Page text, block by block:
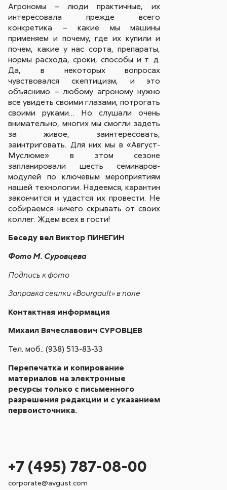
Агрономы – люди практичные, их
интересовала прежде всего
конкретика – какие мы машины
применяем и почему, где их купили и
почем, какие у нас сорта, препараты,
нормы расхода, сроки, способы и т. д.
Да, в некоторых вопросах
чувствовался скептицизм, и это
объяснимо – любому агроному нужно
все увидеть своими глазами, потрогать
своими руками… Но слушали очень
внимательно, многих мы смогли задеть
за живое, заинтересовать,
заинтриговать. Для них мы в «Август-
Муслюме» в этом сезоне
запланировали шесть семинаров-
модулей по ключевым мероприятиям
нашей технологии. Надеемся, карантин
закончится и удастся их провести. Не
собираемся ничего скрывать от своих
коллег. Ждем всех в гости!
Беседу вел Виктор ПИНЕГИН
Фото М. Суровцева
Подпись к фото
Заправка сеялки «Bourgault» в поле
Контактная информация
Михаил Вячеславович СУРОВЦЕВ
Тел. моб.: (938) 513-83-33
Перепечатка и копирование
материалов на электронные
ресурсы только с письменного
разрешения редакции и с указанием
первоисточника.
+7 (495) 787-08-00
corporate@avgust.com